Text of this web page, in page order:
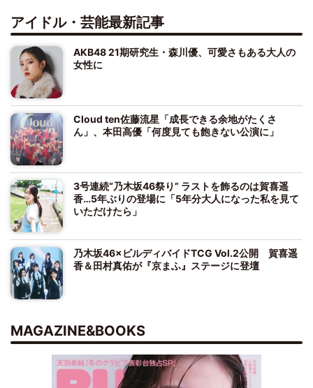
アイドル・芸能最新記事
AKB48 21期研究生・森川優、可愛さもある大人の
女性に
Cloud ten佐藤流星「成長できる余地がたくさ
ん」、本田高優「何度見ても飽きない公演に」
3号連続“乃木坂46祭り” ラストを飾るのは賀喜遥
香…5年ぶりの登場に「5年分大人になった私を見て
いただけたら」
乃木坂46×ビルディバイドTCG Vol.2公開 賀喜遥
香＆田村真佑が『京まふ』ステージに登壇
MAGAZINE&BOOKS